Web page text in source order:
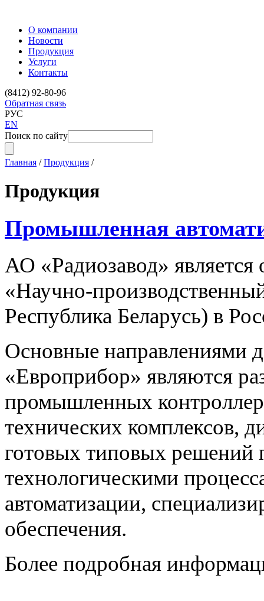
О компании
Новости
Продукция
Услуги
Контакты
(8412) 92-80-96
Обратная связь
РУС
EN
Поиск по сайту
Главная /Продукция /
Продукция
Промышленная
АО «Радиозавод»
«Научно-
Республика Беларусь) в
Основные
«Европрибор» являются
промышленных
технических комплексов,
готовых типовых решений
технологическими
автоматизации,
обеспечения.
Более подробная